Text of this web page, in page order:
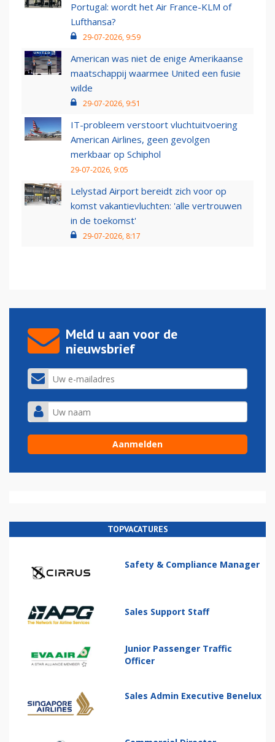
Portugal: wordt het Air France-KLM of
Lufthansa?
29-07-2026, 9:59
American was niet de enige Amerikaanse
maatschappij waarmee United een fusie
wilde
29-07-2026, 9:51
IT-probleem verstoort vluchtuitvoering
American Airlines, geen gevolgen
merkbaar op Schiphol
29-07-2026, 9:05
Lelystad Airport bereidt zich voor op
komst vakantievluchten: 'alle vertrouwen
in de toekomst'
29-07-2026, 8:17
Meld u aan voor de
nieuwsbrief
TOPVACATURES
Safety & Compliance Manager
Sales Support Staff
Junior Passenger Traffic
Officer
Sales Admin Executive Benelux